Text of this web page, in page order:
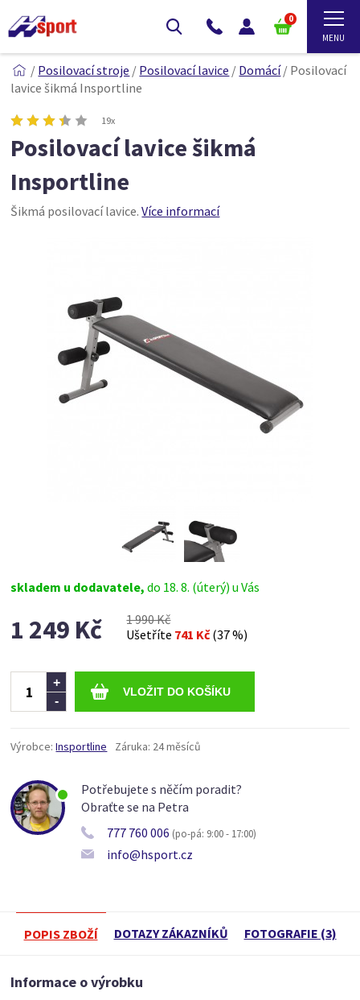
0
/ Posilovací stroje / Posilovací lavice / Domácí/ Posilovací
lavice šikmá Insportline
19x
Posilovací lavice šikmá
Insportline
Šikmá posilovací lavice.Více informací
skladem u dodavatele,do 18. 8. (úterý) u Vás
1 249 Kč
1 990 Kč
Ušetříte 741 Kč(37 %)
-
+
Výrobce: Insportline Záruka: 24 měsíců
Potřebujete s něčím poradit?
Obraťte se na Petra
777 760 006 (po-pá: 9:00 - 17:00)
info@hsport.cz
POPIS ZBOŽÍ DOTAZY ZÁKAZNÍKŮ FOTOGRAFIE (3)
Informace o výrobku